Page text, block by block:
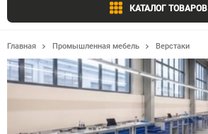
КАТАЛОГ ТОВАРОВ
Главная Промышленная мебель Верстаки